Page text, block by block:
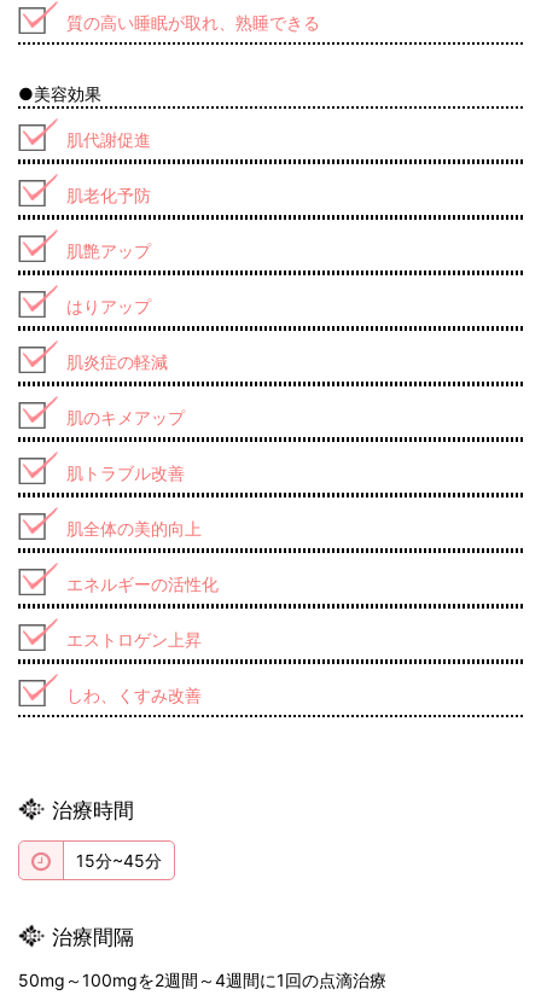
質の高い睡眠が取れ、熟睡できる
●美容効果
肌代謝促進
肌老化予防
肌艶アップ
はりアップ
肌炎症の軽減
肌のキメアップ
肌トラブル改善
肌全体の美的向上
エネルギーの活性化
エストロゲン上昇
しわ、くすみ改善
治療時間
15分~45分
治療間隔
50mg～100mgを2週間～4週間に1回の点滴治療